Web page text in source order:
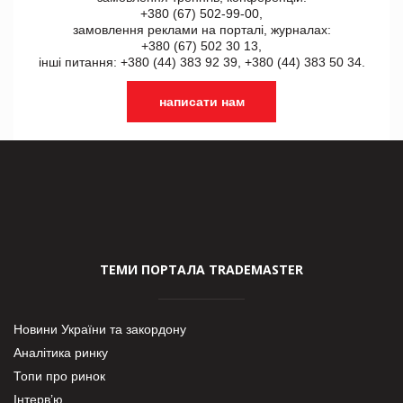
+380 (67) 502-99-00,
замовлення реклами на порталі, журналах:
+380 (67) 502 30 13,
інші питання: +380 (44) 383 92 39, +380 (44) 383 50 34.
написати нам
ТЕМИ ПОРТАЛА TRADEMASTER
Новини України та закордону
Аналітика ринку
Топи про ринок
Інтерв’ю